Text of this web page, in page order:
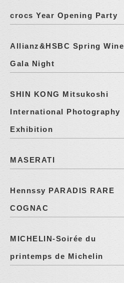
crocs Year Opening Party
Allianz&HSBC Spring Wine
Gala Night
SHIN KONG Mitsukoshi
International Photography
Exhibition
MASERATI
Hennssy PARADIS RARE
COGNAC
MICHELIN-Soirée du
printemps de Michelin